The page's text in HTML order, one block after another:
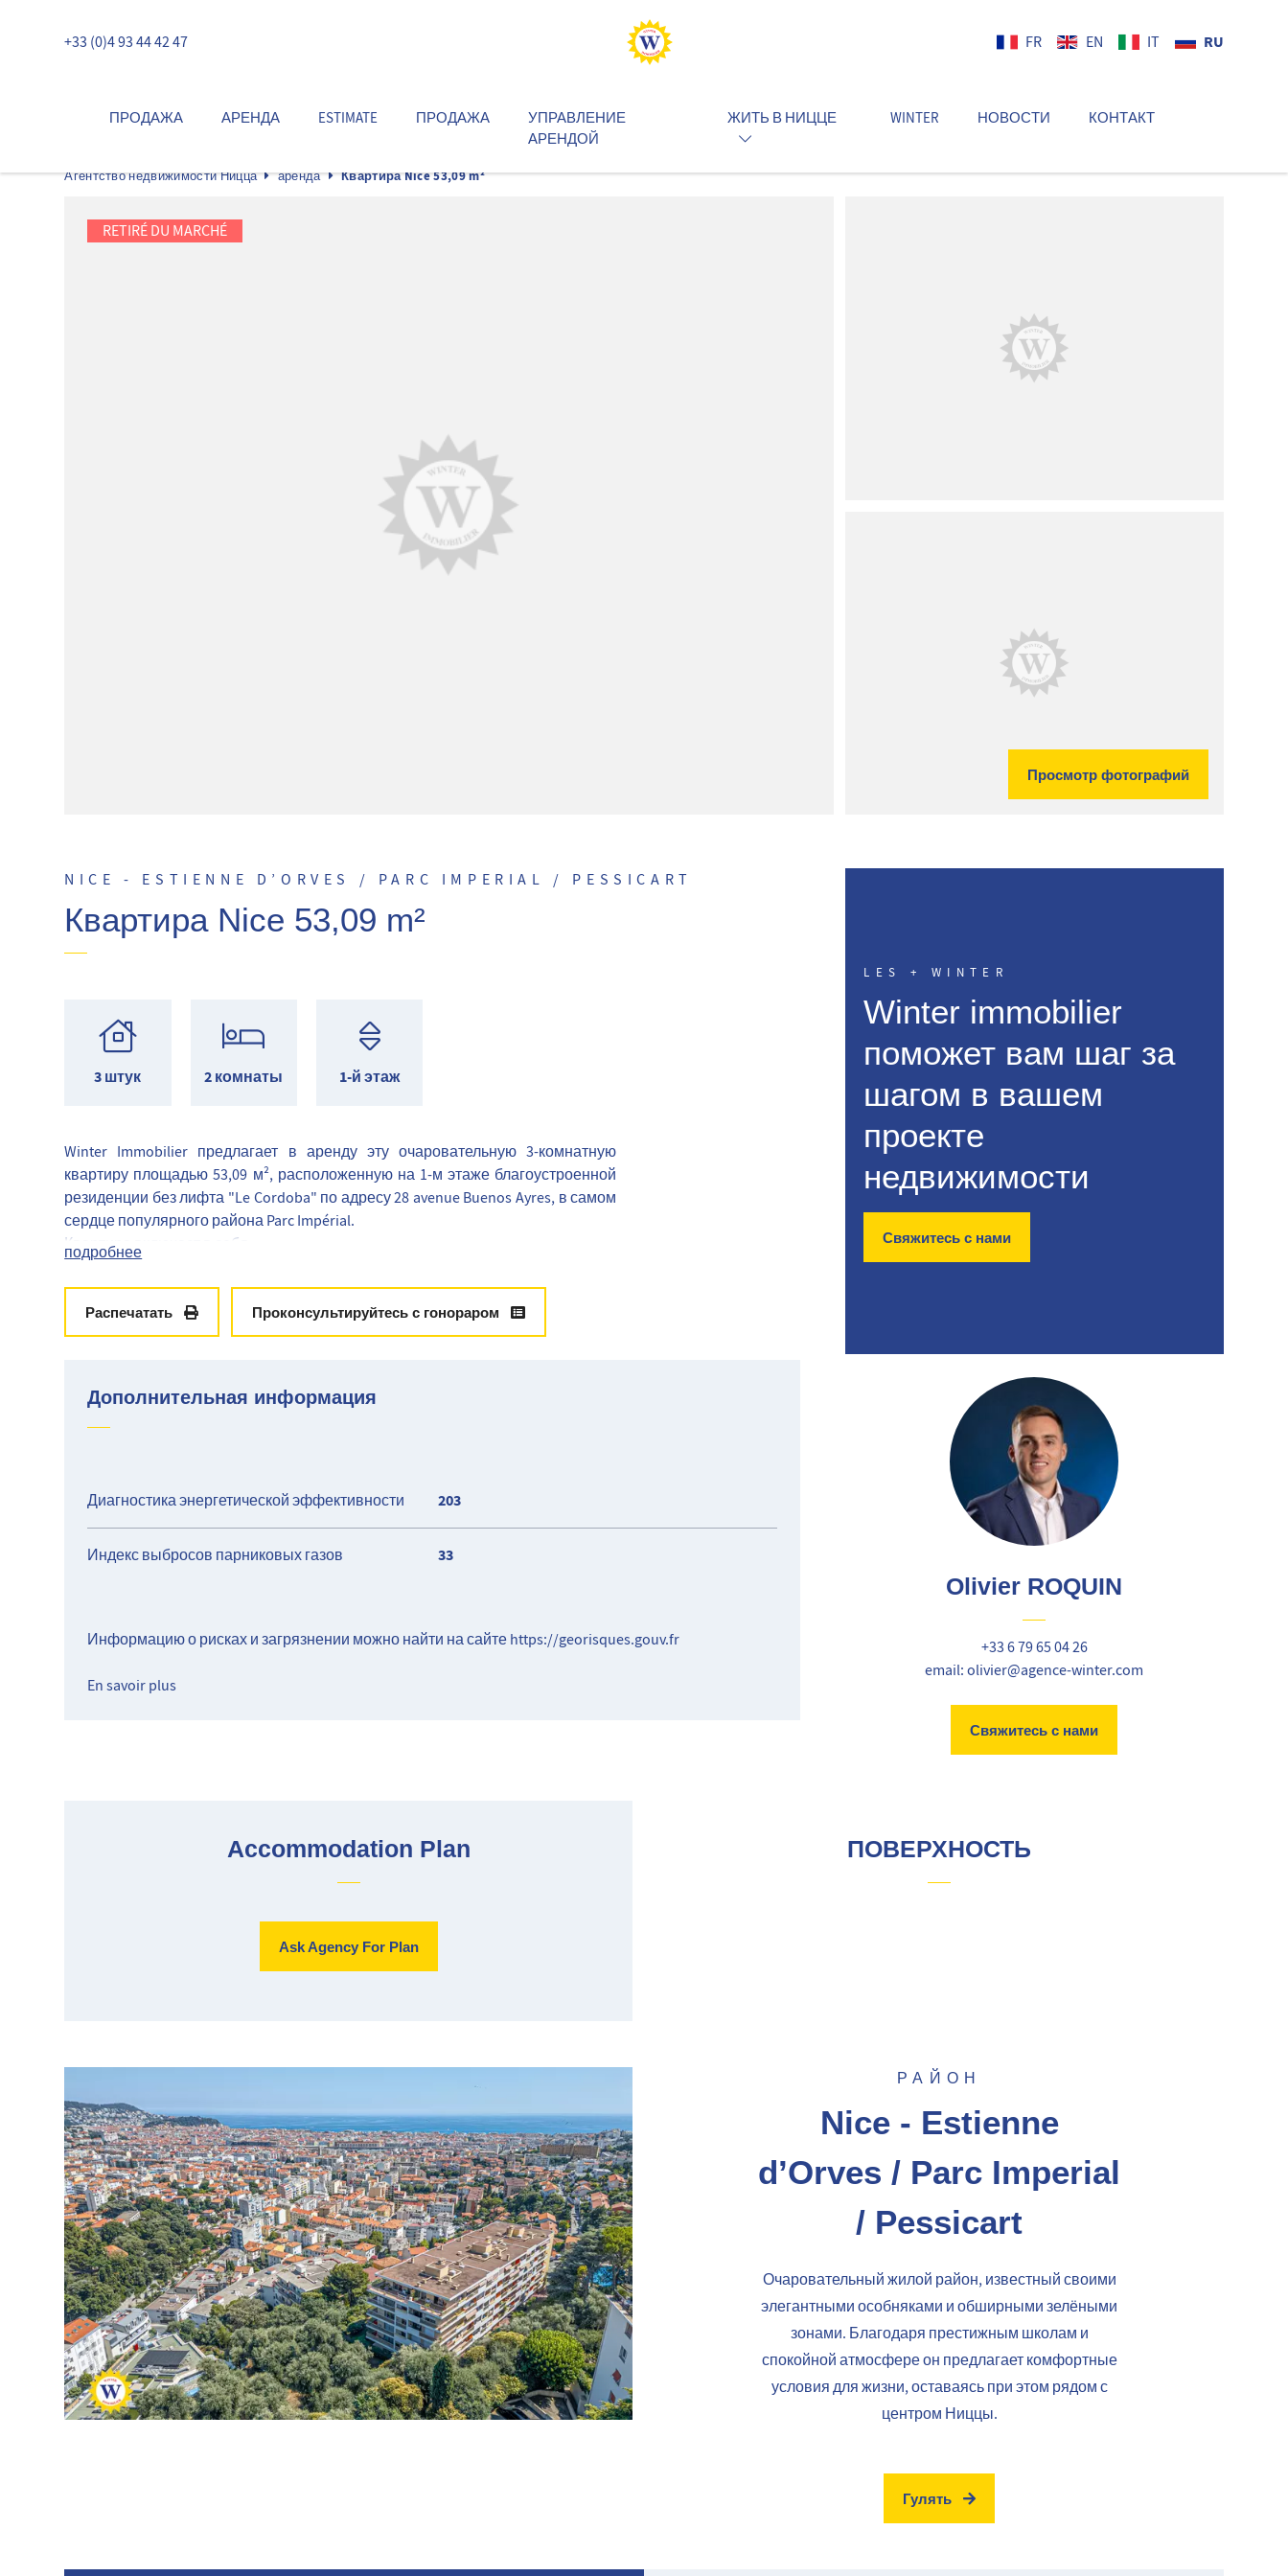
+33 (0)4 93 44 42 47 FR EN IT RU
ПРОДАЖА АРЕНДА ESTIMATE ПРОДАЖА
УПРАВЛЕНИЕ
АРЕНДОЙ
ЖИТЬ В НИЦЦЕ WINTER НОВОСТИ КОНТАКТ
Агентство недвижимости Ницца аренда Квартира Nice 53,09 m²
RETIRÉ DU MARCHÉ
Просмотр фотографий
NICE - ESTIENNE D’ORVES / PARC IMPERIAL / PESSICART
Квартира Nice 53,09 m²
3 штук 2 комнаты 1-й этаж
Winter Immobilier предлагает в аренду эту очаровательную 3-комнатную
квартиру площадью 53,09 м², расположенную на 1-м этаже благоустроенной
резиденции без лифта "Le Cordoba" по адресу 28 avenue Buenos Ayres, в самом
сердце популярного района Parc Impérial.
Квартира включает в себя
Полностью оборудованная отдельная кухня,
Две спальни,
Душевая комната,
(т.е. 1 045 евро + 105 евро на оплату)
🔒 Депозит: €1,045
подробнее
Распечатать Проконсультируйтесь с гонораром
Дополнительная информация
Диагностика энергетической эффективности 203
Индекс выбросов парниковых газов 33
Информацию о рисках и загрязнении можно найти на сайте https://georisques.gouv.fr
En savoir plus
LES + WINTER
Winter immobilier
поможет вам шаг за
шагом в вашем
проекте
недвижимости
Свяжитесь с нами
Olivier ROQUIN
+33 6 79 65 04 26
email: olivier@agence-winter.com
Свяжитесь с нами
Accommodation Plan
Ask Agency For Plan
ПОВЕРХНОСТЬ
РАЙОН
Nice - Estienne
d’Orves / Parc Imperial
/ Pessicart
Очаровательный жилой район, известный своими
элегантными особняками и обширными зелёными
зонами. Благодаря престижным школам и
спокойной атмосфере он предлагает комфортные
условия для жизни, оставаясь при этом рядом с
центром Ниццы.
Гулять